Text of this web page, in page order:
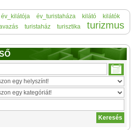
év_kilátója év_turistaháza kilátó
kilátók
turistaház turisztika turizmus